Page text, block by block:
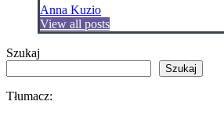
Anna Kuzio
View all posts
Szukaj
Szukaj
Tłumacz: